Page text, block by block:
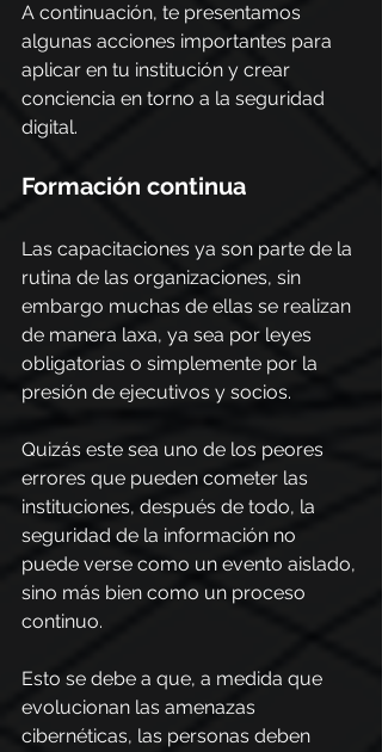
A continuación, te presentamos
algunas acciones importantes para
aplicar en tu institución y crear
conciencia en torno a la seguridad
digital.
Formación continua
Las capacitaciones ya son parte de la
rutina de las organizaciones, sin
embargo muchas de ellas se realizan
de manera laxa, ya sea por leyes
obligatorias o simplemente por la
presión de ejecutivos y socios.
Quizás este sea uno de los peores
errores que pueden cometer las
instituciones, después de todo, la
seguridad de la información no
puede verse como un evento aislado,
sino más bien como un proceso
continuo.
Esto se debe a que, a medida que
evolucionan las amenazas
cibernéticas, las personas deben